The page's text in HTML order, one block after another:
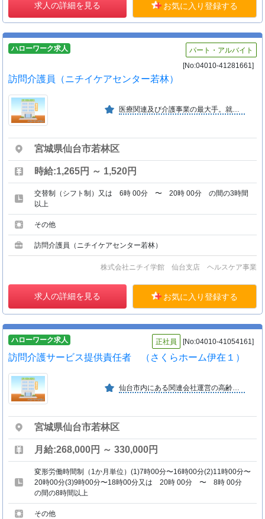
求人の詳細を見る お気に入り登録する
ハローワーク求人
パート・アルバイト
[No:04010-41281661]
訪問介護員（ニチイケアセンター若林）
医療関連及び介護事業の最大手。就業前後のキャリアアップ制度の充実に取り組んでいる。また、女性の社会進出にも注力しており「次世代認定マークくるみんマーク」を取得。
宮城県仙台市若林区
時給:1,265円 ～ 1,520円
交替制（シフト制）又は 6時 00分 〜 20時 00分 の間の3時間
以上
その他
訪問介護員（ニチイケアセンター若林）
株式会社ニチイ学館 仙台支店 ヘルスケア事業
求人の詳細を見る お気に入り登録する
ハローワーク求人 正社員 [No:04010-41054161]
訪問介護サービス提供責任者 （さくらホーム伊在１）
仙台市内にある関連会社運営の高齢者専用住宅内に常駐 居宅を訪問し、生活支援等のサービスを提供しております 業績評価でやる気のある方を応援します
宮城県仙台市若林区
月給:268,000円 ～ 330,000円
変形労働時間制（1か月単位）(1)7時00分〜16時00分(2)11時00分〜
20時00分(3)9時00分〜18時00分又は 20時 00分 〜 8時 00分
の間の8時間以上
その他